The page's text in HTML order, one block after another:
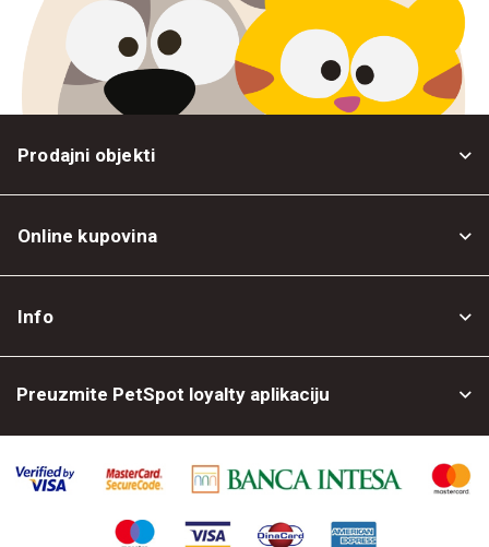
Prodajni objekti
Online kupovina
Info
Preuzmite PetSpot loyalty aplikaciju